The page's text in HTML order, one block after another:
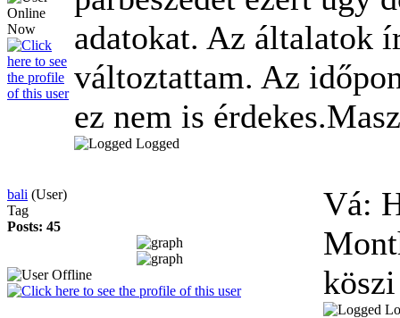
adatokat. Az általatok
változtattam. Az
ez nem is
Logged
bali (User)
Tag
Posts: 45
Vá:
köszi